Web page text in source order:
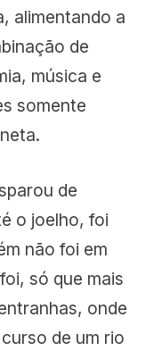
alimentando a
de
música e
somente
de
o joelho, foi
não foi em
só que mais
onde
de um rio